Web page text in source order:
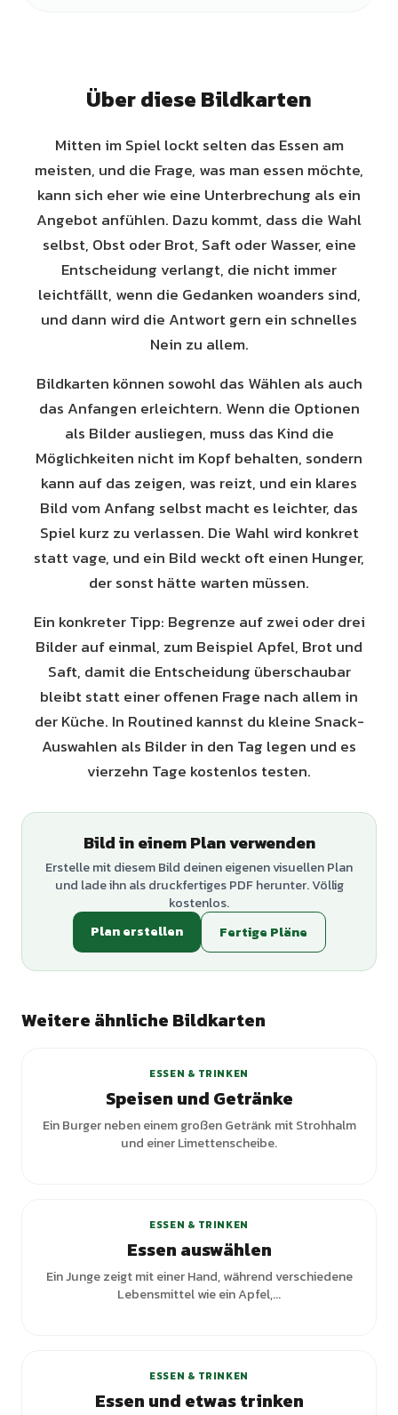
Über diese Bildkarten
Mitten im Spiel lockt selten das Essen am
meisten, und die Frage, was man essen möchte,
kann sich eher wie eine Unterbrechung als ein
Angebot anfühlen. Dazu kommt, dass die Wahl
selbst, Obst oder Brot, Saft oder Wasser, eine
Entscheidung verlangt, die nicht immer
leichtfällt, wenn die Gedanken woanders sind,
und dann wird die Antwort gern ein schnelles
Nein zu allem.
Bildkarten können sowohl das Wählen als auch
das Anfangen erleichtern. Wenn die Optionen
als Bilder ausliegen, muss das Kind die
Möglichkeiten nicht im Kopf behalten, sondern
kann auf das zeigen, was reizt, und ein klares
Bild vom Anfang selbst macht es leichter, das
Spiel kurz zu verlassen. Die Wahl wird konkret
statt vage, und ein Bild weckt oft einen Hunger,
der sonst hätte warten müssen.
Ein konkreter Tipp: Begrenze auf zwei oder drei
Bilder auf einmal, zum Beispiel Apfel, Brot und
Saft, damit die Entscheidung überschaubar
bleibt statt einer offenen Frage nach allem in
der Küche. In Routined kannst du kleine Snack-
Auswahlen als Bilder in den Tag legen und es
vierzehn Tage kostenlos testen.
Bild in einem Plan verwenden
Erstelle mit diesem Bild deinen eigenen visuellen Plan
und lade ihn als druckfertiges PDF herunter. Völlig
kostenlos.
Plan erstellen
Fertige Pläne
Weitere ähnliche Bildkarten
ESSEN & TRINKEN
Speisen und Getränke
Ein Burger neben einem großen Getränk mit Strohhalm
und einer Limettenscheibe.
ESSEN & TRINKEN
Essen auswählen
Ein Junge zeigt mit einer Hand, während verschiedene
Lebensmittel wie ein Apfel,...
ESSEN & TRINKEN
Essen und etwas trinken